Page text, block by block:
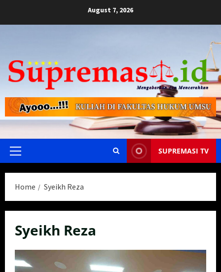
August 7, 2026
Primary
SUPREMASI TV
Home Syeikh Reza
Syeikh Reza